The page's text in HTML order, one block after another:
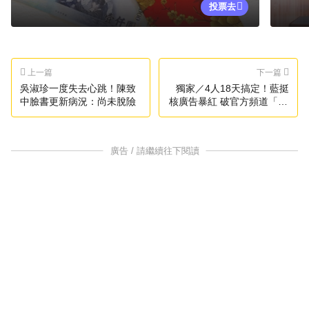
投票去
上一篇
吳淑珍一度失去心跳！陳致
中臉書更新病況：尚未脫險
下一篇
獨家／4人18天搞定！藍挺
核廣告暴紅 破官方頻道「16
年」紀錄
廣告 / 請繼續往下閱讀